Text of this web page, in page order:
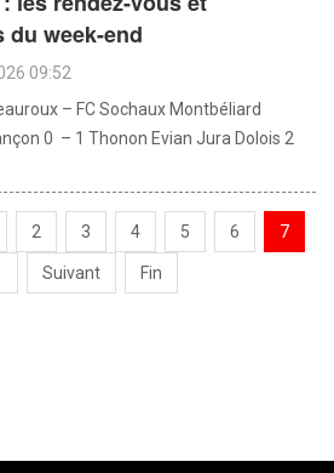
week-end
09:52
– FC Sochaux Montbéliard
0 – 1 Thonon Evian Jura Dolois 2
2 3 4 5 6 7
Suivant Fin